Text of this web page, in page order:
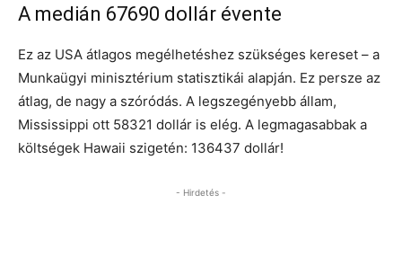
A medián 67690 dollár évente
Ez az USA átlagos megélhetéshez szükséges kereset – a
Munkaügyi minisztérium statisztikái alapján. Ez persze az
átlag, de nagy a szóródás. A legszegényebb állam,
Mississippi ott 58321 dollár is elég. A legmagasabbak a
költségek Hawaii szigetén: 136437 dollár!
- Hirdetés -